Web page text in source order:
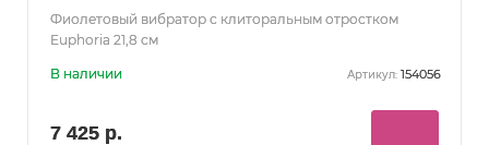
Фиолетовый вибратор с клиторальным отростком
Euphoria 21,8 см
В наличии Артикул: 154056
7 425 р.